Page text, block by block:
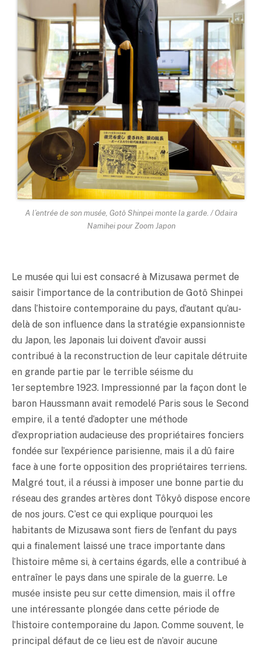
A l’entrée de son musée, Gotô Shinpei monte la garde. / Odaira
Namihei pour Zoom Japon
Le musée qui lui est consacré à Mizusawa permet de
saisir l’importance de la contribution de Gotô Shinpei
dans l’histoire contemporaine du pays, d’autant qu’au-
delà de son influence dans la stratégie expansionniste
du Japon, les Japonais lui doivent d’avoir aussi
contribué à la reconstruction de leur capitale détruite
en grande partie par le terrible séisme du
1er septembre 1923. Impressionné par la façon dont le
baron Haussmann avait remodelé Paris sous le Second
empire, il a tenté d’adopter une méthode
d’expropriation audacieuse des propriétaires fonciers
fondée sur l’expérience parisienne, mais il a dû faire
face à une forte opposition des propriétaires terriens.
Malgré tout, il a réussi à imposer une bonne partie du
réseau des grandes artères dont Tôkyô dispose encore
de nos jours. C’est ce qui explique pourquoi les
habitants de Mizusawa sont fiers de l’enfant du pays
qui a finalement laissé une trace importante dans
l’histoire même si, à certains égards, elle a contribué à
entraîner le pays dans une spirale de la guerre. Le
musée insiste peu sur cette dimension, mais il offre
une intéressante plongée dans cette période de
l’histoire contemporaine du Japon. Comme souvent, le
principal défaut de ce lieu est de n’avoir aucune